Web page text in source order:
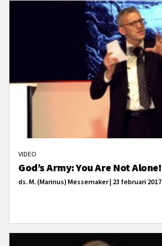
VIDEO
God’s Army: You Are Not Alone!
ds. M. (Marinus) Messemaker | 23 februari 2017